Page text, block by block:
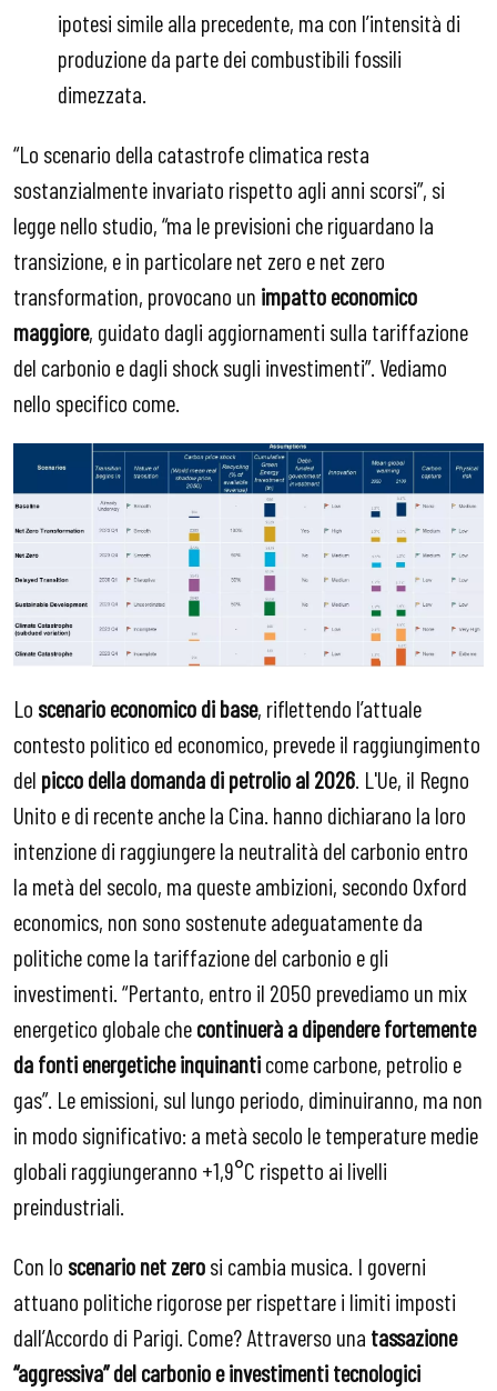
ipotesi simile alla precedente, ma con l’intensità di
produzione da parte dei combustibili fossili
dimezzata.
“Lo scenario della catastrofe climatica resta
sostanzialmente invariato rispetto agli anni scorsi”, si
legge nello studio, “ma le previsioni che riguardano la
transizione, e in particolare net zero e net zero
transformation, provocano un impatto economico
maggiore, guidato dagli aggiornamenti sulla tariffazione
del carbonio e dagli shock sugli investimenti”. Vediamo
nello specifico come.
Lo scenario economico di base, riflettendo l’attuale
contesto politico ed economico, prevede il raggiungimento
del picco della domanda di petrolio al 2026 . L'Ue, il Regno
Unito e di recente anche la Cina. hanno dichiarano la loro
intenzione di raggiungere la neutralità del carbonio entro
la metà del secolo, ma queste ambizioni, secondo Oxford
economics, non sono sostenute adeguatamente da
politiche come la tariffazione del carbonio e gli
investimenti. “Pertanto, entro il 2050 prevediamo un mix
energetico globale checontinuerà a dipendere fortemente
da fonti energetiche inquinanticome carbone, petrolio e
gas”. Le emissioni, sul lungo periodo, diminuiranno, ma non
in modo significativo: a metà secolo le temperature medie
globali raggiungeranno +1,9°C rispetto ai livelli
preindustriali.
Con lo scenario net zerosi cambia musica. I governi
attuano politiche rigorose per rispettare i limiti imposti
dall’Accordo di Parigi. Come? Attraverso una tassazione
“aggressiva” del carbonio e investimenti tecnologici